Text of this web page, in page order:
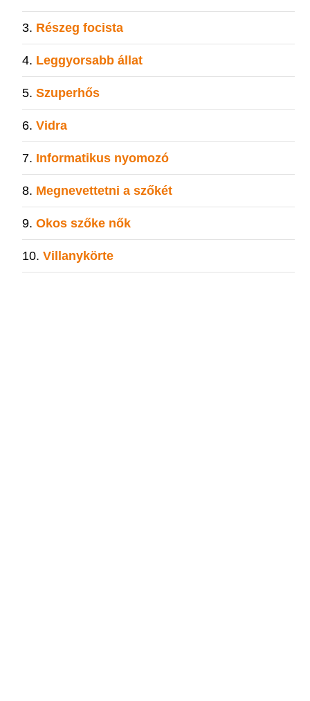
Részeg focista
Leggyorsabb állat
Szuperhős
Vidra
Informatikus nyomozó
Megnevettetni a szőkét
Okos szőke nők
Villanykörte